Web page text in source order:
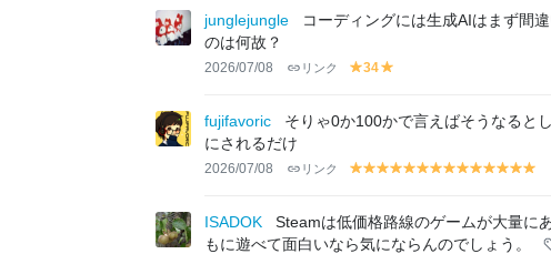
lo
lo
junglejungle
コーディングには生成AIはまず間
のは何故？
2026/07/08 リンク
y
lo
34
lo
fujifavoric
そりゃ0か100かで言えばそうなると
にされるだけ
2026/07/08 リンク
y
lo
w
y
lo
w
y
lo
w
y
lo
w
y
lo
w
y
lo
w
y
lo
w
y
lo
w
y
lo
w
y
lo
w
y
lo
w
y
lo
w
y
lo
w
lo
ISADOK
Steamは低価格路線のゲームが大量に
もに遊べて面白いなら気にならんのでしょう。